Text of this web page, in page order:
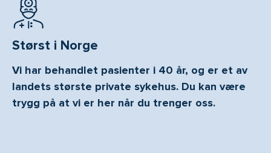
Størst i Norge
Vi har behandlet pasienter i 40 år, og er et av
landets største private sykehus. Du kan være
trygg på at vi er her når du trenger oss.